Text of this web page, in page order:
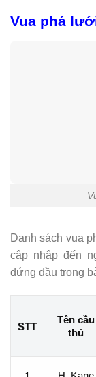
Vua phá
Danh sách vua
cập nhập đến
đứng đầu trong
STT
Tên cầu
thủ